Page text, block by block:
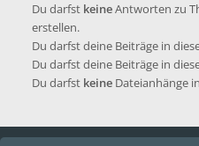
Du darfst keineAntworten zu
erstellen.
Du darfst deine Beiträge in
Du darfst deine Beiträge in
Du darfst keine Dateianhänge